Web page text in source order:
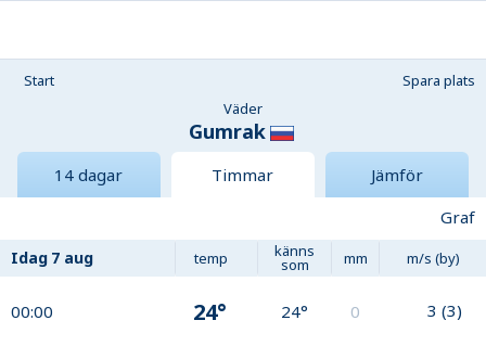
Start
Spara plats
Väder
Gumrak
14 dagar Timmar
Jämför
Graf
Idag 7 aug temp känns
som mm m/s (by)
00:00 24° 24° 0 3 (3)